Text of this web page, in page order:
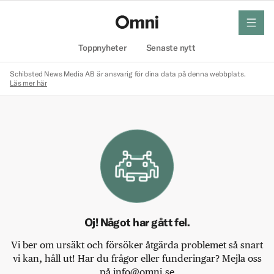
Toppnyheter Senaste nytt
meny
Schibsted News Media AB är ansvarig för dina data på denna webbplats.
Läs mer här
Oj! Något har gått fel.
Vi ber om ursäkt och försöker åtgärda problemet så snart
vi kan, håll ut! Har du frågor eller funderingar? Mejla oss